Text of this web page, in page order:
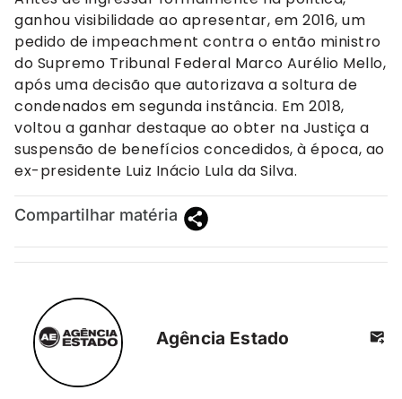
ganhou visibilidade ao apresentar, em 2016, um
pedido de impeachment contra o então ministro
do Supremo Tribunal Federal Marco Aurélio Mello,
após uma decisão que autorizava a soltura de
condenados em segunda instância. Em 2018,
voltou a ganhar destaque ao obter na Justiça a
suspensão de benefícios concedidos, à época, ao
ex-presidente Luiz Inácio Lula da Silva.
Compartilhar matéria
Agência Estado